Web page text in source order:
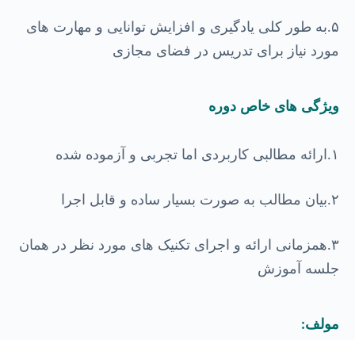
۵.به طور کلی یادگیری و افزایش توانایی و مهارت های
مورد نیاز برای تدریس در فضای مجازی
ویژگی های خاص دوره
۱. ارائه مطالبی کاربردی اما تجربی و آزموده شده
۲.بیان مطالب به صورت بسیار ساده و قابل اجرا
۳.همزمانی ارائه و اجرای تکنیک های مورد نظر در همان
جلسه آموزش
مولف: